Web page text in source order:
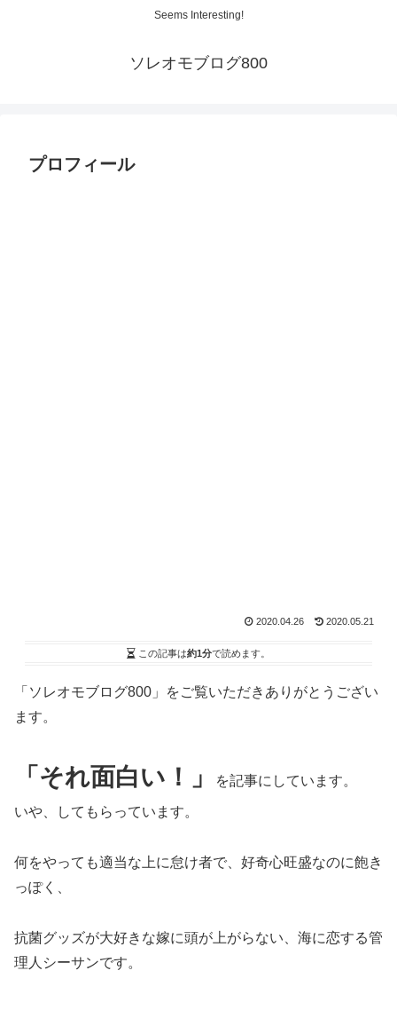
Seems Interesting!
ソレオモブログ800
プロフィール
2020.04.26 2020.05.21
この記事は約1分で読めます。
「ソレオモブログ800」をご覧いただきありがとうござい
ます。
「それ面白い！」 を記事にしています。
いや、してもらっています。
何をやっても適当な上に怠け者で、好奇心旺盛なのに飽き
っぽく、
抗菌グッズが大好きな嫁に頭が上がらない、海に恋する管
理人シーサンです。